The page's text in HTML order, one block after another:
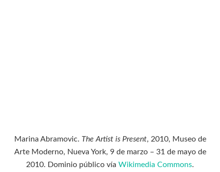
Marina Abramovic. The Artist is Present, 2010, Museo de
Arte Moderno, Nueva York, 9 de marzo – 31 de mayo de
2010. Dominio público vía Wikimedia Commons.